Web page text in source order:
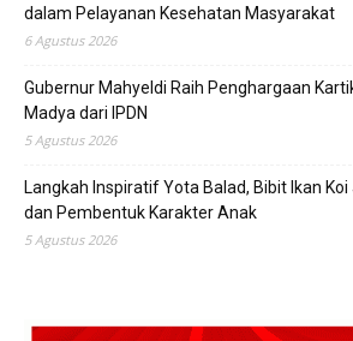
dalam Pelayanan Kesehatan Masyarakat
6 Agustus 2026
Gubernur Mahyeldi Raih Penghargaan
Madya dari IPDN
5 Agustus 2026
Langkah Inspiratif Yota Balad, Bibit Ikan
dan Pembentuk Karakter Anak
5 Agustus 2026